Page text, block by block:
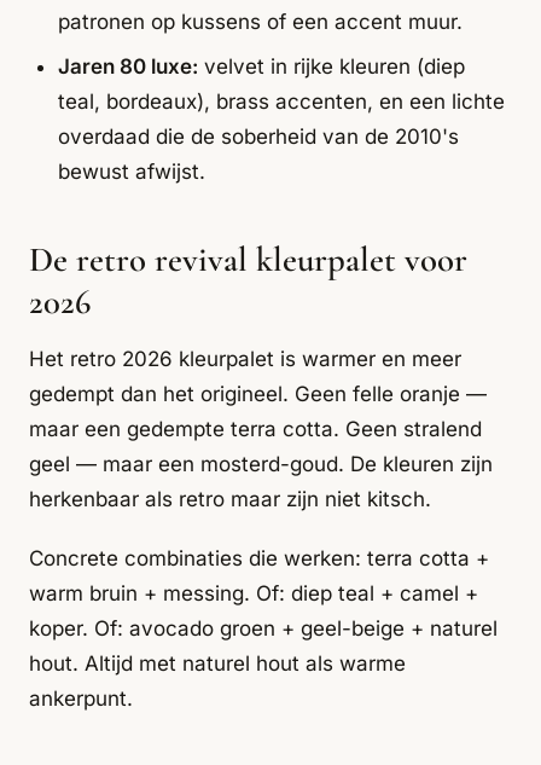
patronen op kussens of een accent muur.
Jaren 80 luxe: velvet in rijke kleuren (diep
teal, bordeaux), brass accenten, en een lichte
overdaad die de soberheid van de 2010's
bewust afwijst.
De retro revival kleurpalet voor
2026
Het retro 2026 kleurpalet is warmer en meer
gedempt dan het origineel. Geen felle oranje —
maar een gedempte terra cotta. Geen stralend
geel — maar een mosterd-goud. De kleuren zijn
herkenbaar als retro maar zijn niet kitsch.
Concrete combinaties die werken: terra cotta +
warm bruin + messing. Of: diep teal + camel +
koper. Of: avocado groen + geel-beige + naturel
hout. Altijd met naturel hout als warme
ankerpunt.